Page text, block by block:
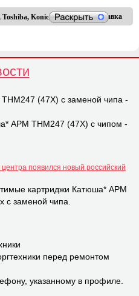
Заправка
(47X) с заменой чипа -
APM THM247 (47X) с чипом -
появился новый российский
картриджи Катюша* APM
с заменой чипа.
перед ремонтом
указанному в профиле.